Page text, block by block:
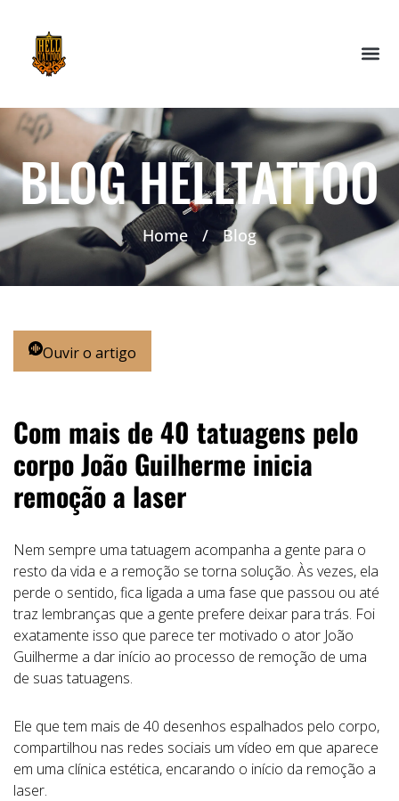
BLOG HELLTATTOO
Home / Blog
Ouvir o artigo
Com mais de 40 tatuagens pelo
corpo João Guilherme inicia
remoção a laser
Nem sempre uma tatuagem acompanha a gente para o
resto da vida e a remoção se torna solução. Às vezes, ela
perde o sentido, fica ligada a uma fase que passou ou até
traz lembranças que a gente prefere deixar para trás. Foi
exatamente isso que parece ter motivado o ator João
Guilherme a dar início ao processo de remoção de uma
de suas tatuagens.
Ele que tem mais de 40 desenhos espalhados pelo corpo,
compartilhou nas redes sociais um vídeo em que aparece
em uma clínica estética, encarando o início da remoção a
laser.